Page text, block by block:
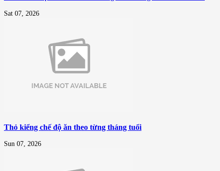
Sat 07, 2026
Thỏ kiểng chế độ ăn theo từng tháng tuổi
Sun 07, 2026